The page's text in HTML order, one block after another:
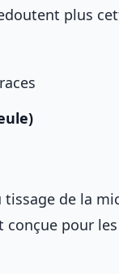
plus
de la
pour